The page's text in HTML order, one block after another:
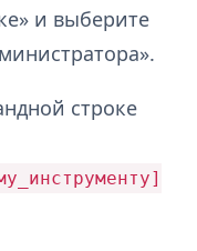
и выберите
строке